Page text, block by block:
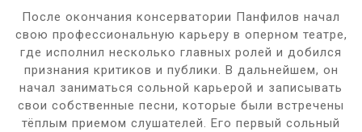
После окончания консерватории Панфилов начал
свою профессиональную карьеру в оперном театре,
где исполнил несколько главных ролей и добился
признания критиков и публики. В дальнейшем, он
начал заниматься сольной карьерой и записывать
свои собственные песни, которые были встречены
тёплым приемом слушателей. Его первый сольный